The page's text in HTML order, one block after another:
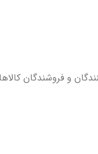
و فروشندگان کالاها